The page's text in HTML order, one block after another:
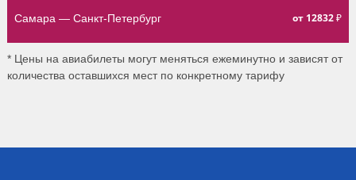
Самара — Санкт-Петербург от 12832 ₽
* Цены на авиабилеты могут меняться ежеминутно и зависят от
количества оставшихся мест по конкретному тарифу